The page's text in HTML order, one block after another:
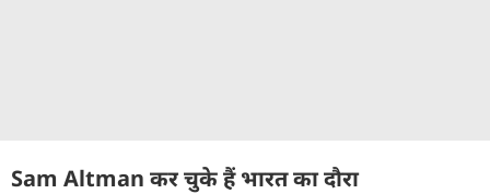
Sam Altman कर चुके हैं भारत का दौरा